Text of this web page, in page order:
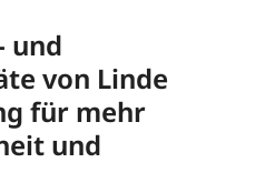
und
von Linde
für mehr
und